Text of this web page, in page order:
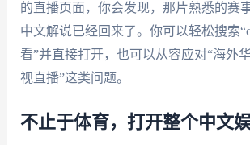
的直播页面，你会发现，那片熟悉的赛
中文解说已经回来了。你可以轻松搜索
看”并直接打开，也可以从容应对“海外
视直播”这类问题。
不止于体育，打开整个中文